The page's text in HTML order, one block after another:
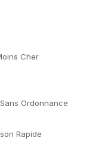
Cher
Ordonnance
Rapide